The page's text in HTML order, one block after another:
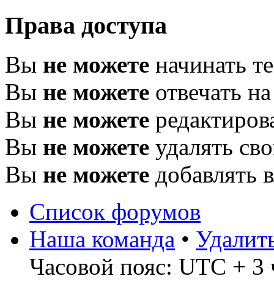
Права доступа
Вы не можете начинать
Вы не можете отвечать
Вы не можете
Вы не можете удалять
Вы не можете добавлять
Список форумов
Наша команда •
Часовой пояс: UTC + 3